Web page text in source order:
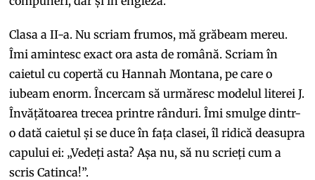
Clasa a II-a. Nu scriam frumos, mă grăbeam mereu.
Îmi amintesc exact ora asta de română. Scriam în
caietul cu copertă cu Hannah Montana, pe care o
iubeam enorm. Încercam să urmăresc modelul literei J.
Învățătoarea trecea printre rânduri. Îmi smulge dintr-
o dată caietul și se duce în fața clasei, îl ridică deasupra
capului ei: „Vedeți asta? Așa nu, să nu scrieți cum a
scris Catinca!”.